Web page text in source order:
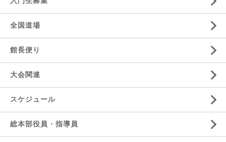
全国道場
館長便り
大会関連
スケジュール
総本部役員・指導員